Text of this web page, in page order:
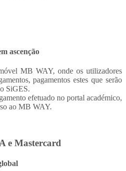
ascenção
MB WAY, onde os utilizadores
pagamentos estes que serão
SiGES.
efetuado no portal académico,
ao MB WAY.
e Mastercard